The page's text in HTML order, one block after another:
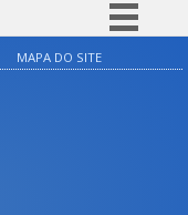
Simplifique!
MAPA DO SITE